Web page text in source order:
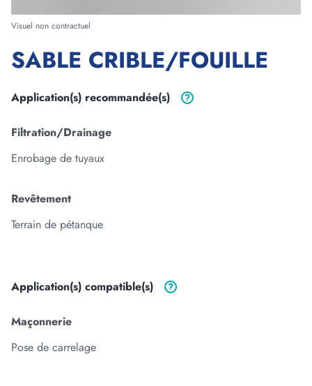
Visuel non contractuel
SABLE CRIBLE/FOUILLE
Application(s) recommandée(s)
Filtration/Drainage
Enrobage de tuyaux
Revêtement
Terrain de pétanque
Application(s) compatible(s)
Maçonnerie
Pose de carrelage
Forme
Longueur
m